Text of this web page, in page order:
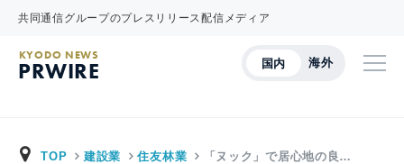
共同通信グループのプレスリリース配信メディア
国内 海外
KYODO NEWS
PRWIRE
TOP 建設業 住友林業 「ヌック」で居心地の良…